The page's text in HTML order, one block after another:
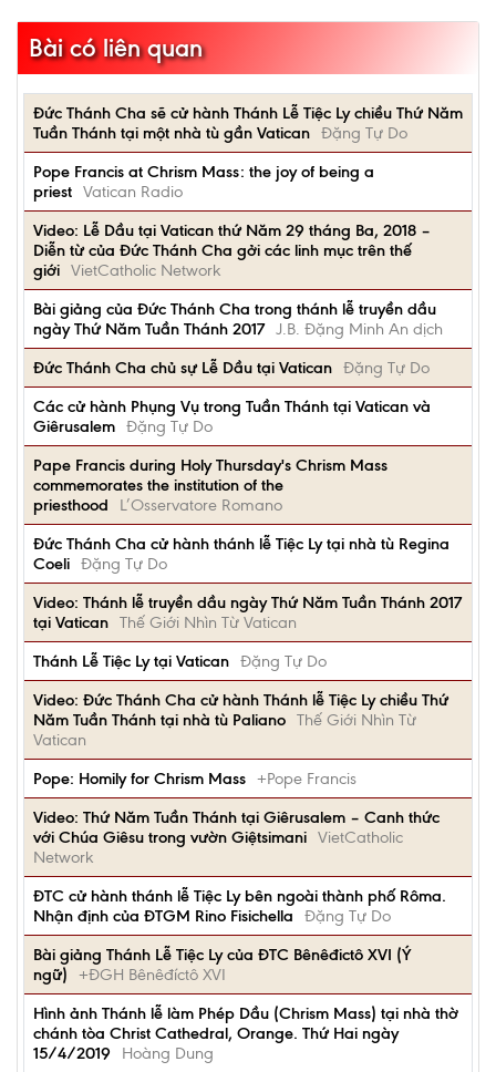
Bài có liên quan
Đức Thánh Cha sẽ cử hành Thánh Lễ Tiệc Ly chiều Thứ Năm
Tuần Thánh tại một nhà tù gần Vatican Đặng Tự Do
Pope Francis at Chrism Mass: the joy of being a
priest Vatican Radio
Video: Lễ Dầu tại Vatican thứ Năm 29 tháng Ba, 2018 –
Diễn từ của Đức Thánh Cha gởi các linh mục trên thế
giới VietCatholic Network
Bài giảng của Đức Thánh Cha trong thánh lễ truyền dầu
ngày Thứ Năm Tuần Thánh 2017 J.B. Đặng Minh An dịch
Đức Thánh Cha chủ sự Lễ Dầu tại Vatican Đặng Tự Do
Các cử hành Phụng Vụ trong Tuần Thánh tại Vatican và
Giêrusalem Đặng Tự Do
Pape Francis during Holy Thursday's Chrism Mass
commemorates the institution of the
priesthood
L’Osservatore Romano
Đức Thánh Cha cử hành thánh lễ Tiệc Ly tại nhà tù Regina
Coeli Đặng Tự Do
Video: Thánh lễ truyền dầu ngày Thứ Năm Tuần Thánh 2017
tại Vatican Thế Giới Nhìn Từ Vatican
Thánh Lễ Tiệc Ly tại Vatican Đặng Tự Do
Video: Đức Thánh Cha cử hành Thánh lễ Tiệc Ly chiều Thứ
Năm Tuần Thánh tại nhà tù Paliano Thế Giới Nhìn Từ
Vatican
Pope: Homily for Chrism Mass +Pope Francis
Video: Thứ Năm Tuần Thánh tại Giêrusalem – Canh thức
với Chúa Giêsu trong vườn Giệtsimani VietCatholic
Network
ĐTC cử hành thánh lễ Tiệc Ly bên ngoài thành phố Rôma.
Nhận định của ĐTGM Rino Fisichella
Đặng Tự Do
Bài giảng Thánh Lễ Tiệc Ly của ĐTC Bênêđictô XVI (Ý
ngữ)
+ĐGH Bênêđíctô XVI
Hình ảnh Thánh lễ làm Phép Dầu (Chrism Mass) tại nhà thờ
chánh tòa Christ Cathedral, Orange. Thứ Hai ngày
15/4/2019
Hoàng Dung